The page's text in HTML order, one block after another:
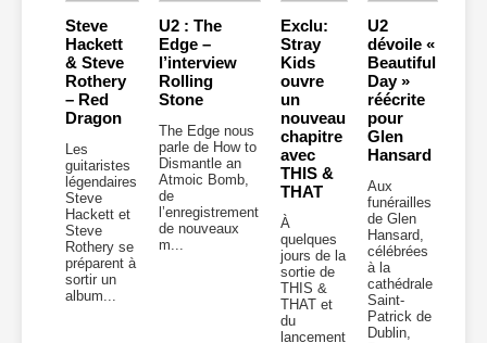
Steve
Hackett
& Steve
Rothery
– Red
Dragon
Les
guitaristes
légendaires
Steve
Hackett et
Steve
Rothery se
préparent à
sortir un
album...
U2 : The
Edge –
l’interview
Rolling
Stone
The Edge nous
parle de How to
Dismantle an
Atmoic Bomb,
de
l’enregistrement
de nouveaux
m...
Exclu:
Stray
Kids
ouvre
un
nouveau
chapitre
avec
THIS &
THAT
À
quelques
jours de la
sortie de
THIS &
THAT et
du
lancement
U2
dévoile «
Beautiful
Day »
réécrite
pour
Glen
Hansard
Aux
funérailles
de Glen
Hansard,
célébrées
à la
cathédrale
Saint-
Patrick de
Dublin,